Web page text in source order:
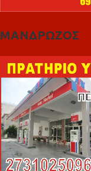
ΜΑΝΔΡΩΖΟΣ